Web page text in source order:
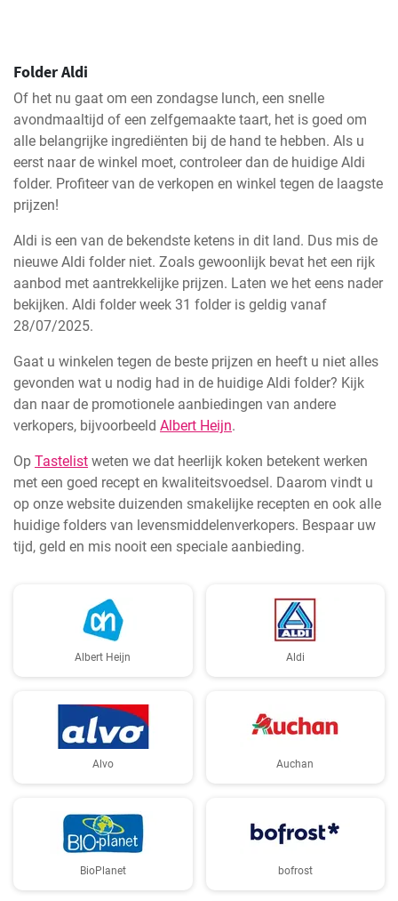
Folder Aldi
Of het nu gaat om een zondagse lunch, een snelle
avondmaaltijd of een zelfgemaakte taart, het is goed om
alle belangrijke ingrediënten bij de hand te hebben. Als u
eerst naar de winkel moet, controleer dan de huidige Aldi
folder. Profiteer van de verkopen en winkel tegen de laagste
prijzen!
Aldi is een van de bekendste ketens in dit land. Dus mis de
nieuwe Aldi folder niet. Zoals gewoonlijk bevat het een rijk
aanbod met aantrekkelijke prijzen. Laten we het eens nader
bekijken. Aldi folder week 31 folder is geldig vanaf
28/07/2025.
Gaat u winkelen tegen de beste prijzen en heeft u niet alles
gevonden wat u nodig had in de huidige Aldi folder? Kijk
dan naar de promotionele aanbiedingen van andere
verkopers, bijvoorbeeld Albert Heijn.
Op Tastelist weten we dat heerlijk koken betekent werken
met een goed recept en kwaliteitsvoedsel. Daarom vindt u
op onze website duizenden smakelijke recepten en ook alle
huidige folders van levensmiddelenverkopers. Bespaar uw
tijd, geld en mis nooit een speciale aanbieding.
Albert Heijn Aldi
Alvo Auchan
BioPlanet bofrost